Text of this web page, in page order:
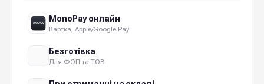
MonoPay онлайн
Картка, Apple/Google Pay
Безготівка
Для ФОП та ТОВ